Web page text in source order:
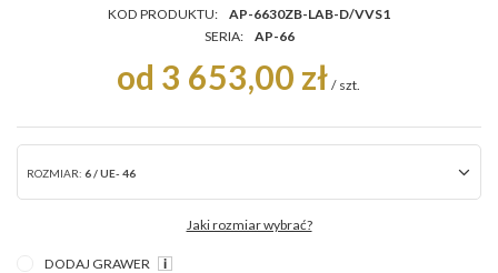
KOD PRODUKTU:
AP-6630ZB-LAB-D/VVS1
SERIA:
AP-66
od 3 653,00 zł / szt.
ROZMIAR: 6 / UE- 46
Jaki rozmiar wybrać?
DODAJ GRAWER